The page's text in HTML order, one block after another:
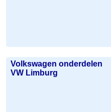
Volkswagen onderdelen
VW Limburg